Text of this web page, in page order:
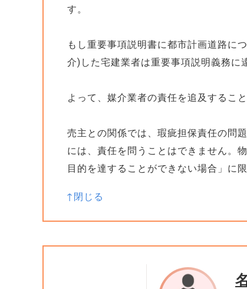
す。
もし重要事項説明書に都市計画道路に
介)した宅建業者は重要事項説明義務に
よって、媒介業者の責任を追及すること
売主との関係では、瑕疵担保責任の問
には、責任を問うことはできません。
目的を達することができない場合」に